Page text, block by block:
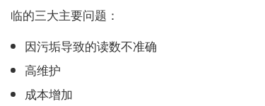
临的三大主要问题：
因污垢导致的读数不准确
高维护
成本增加